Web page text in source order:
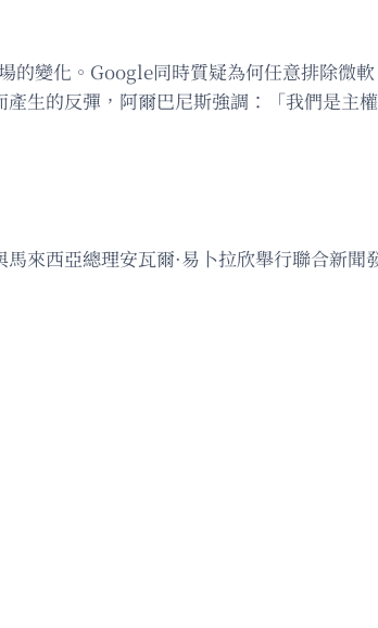
的變化。Google同時質疑為何任意排除
生的反彈，阿爾巴尼斯強調：「我們是主
來西亞總理安瓦爾·易卜拉欣舉行聯合新聞